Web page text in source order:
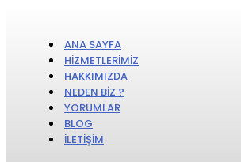
ANA SAYFA
HIZMETLERIMIZ
HAKKIMIZDA
NEDEN BIZ ?
YORUMLAR
BLOG
İLETIŞIM